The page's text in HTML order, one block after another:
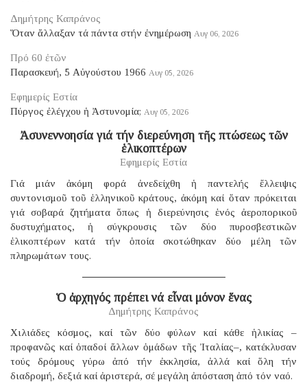
Δημήτρης Καπράνος
Ὅταν ἄλλαξαν τά πάντα στήν ἐνημέρωση Αυγ 06, 2026
Πρό 60 ἐτῶν
Παρασκευή, 5 Αὐγούστου 1966 Αυγ 05, 2026
Εφημερίς Εστία
Πύργος ἐλέγχου ἡ Ἀστυνομία; Αυγ 05, 2026
Ἀσυνεννοησία γιά τήν διερεύνηση τῆς πτώσεως τῶν
ἑλικοπτέρων
Εφημερίς Εστία
Γιά μιάν ἀκόμη φορά ἀνεδείχθη ἡ παντελής ἔλλειψις
συντονισμοῦ τοῦ ἑλληνικοῦ κράτους, ἀκόμη καί ὅταν πρόκειται
γιά σοβαρά ζητήματα ὅπως ἡ διερεύνησις ἑνός ἀεροπορικοῦ
δυστυχήματος, ἡ σύγκρουσις τῶν δύο πυροσβεστικῶν
ἑλικοπτέρων κατά τήν ὁποία σκοτώθηκαν δύο μέλη τῶν
πληρωμάτων τους.
Ὁ ἀρχηγός πρέπει νά εἶναι μόνον ἕνας
Δημήτρης Καπράνος
Χιλιάδες κόσμος, καί τῶν δύο φύλων καί κάθε ἡλικίας –
προφανῶς καί ὀπαδοί ἄλλων ὁμάδων τῆς Ἰταλίας–, κατέκλυσαν
τούς δρόμους γύρω ἀπό τήν ἐκκλησία, ἀλλά καί ὅλη τήν
διαδρομή, δεξιά καί ἀριστερά, σέ μεγάλη ἀπόσταση ἀπό τόν ναό.